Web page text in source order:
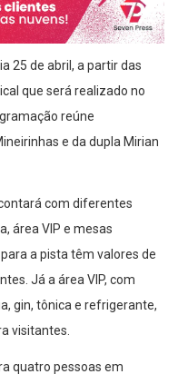
25 de abril, a partir das
que será realizado no
reúne
e da dupla Mirian
com diferentes
área VIP e mesas
a pista têm valores de
Já a área VIP, com
gin, tônica e refrigerante,
visitantes.
quatro pessoas em